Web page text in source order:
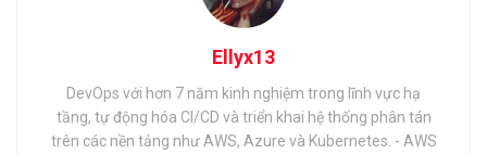
Ellyx13
DevOps với hơn 7 năm kinh nghiệm trong lĩnh vực hạ
tầng, tự động hóa CI/CD và triển khai hệ thống phân tán
trên các nền tảng như AWS, Azure và Kubernetes. - AWS